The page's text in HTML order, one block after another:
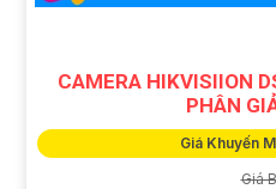
CAMERA HIKVISIION
PHÂN
Giá Khuyến
Giá